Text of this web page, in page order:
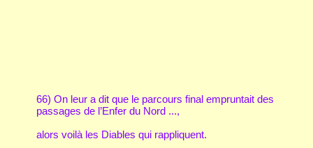
66) On leur a dit que le parcours final empruntait des
passages de l’Enfer du Nord ...,
alors voilà les Diables qui rappliquent.